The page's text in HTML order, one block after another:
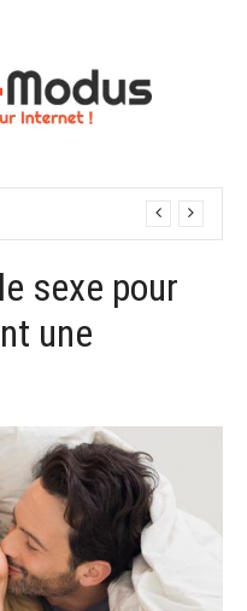
sexe pour
une